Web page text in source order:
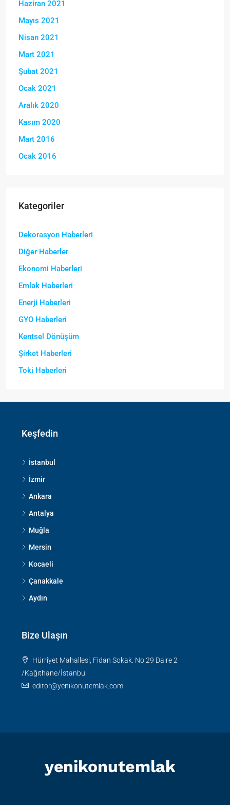
Haziran 2021
Mayıs 2021
Nisan 2021
Mart 2021
Şubat 2021
Ocak 2021
Aralık 2020
Kasım 2020
Mart 2016
Ocak 2016
Kategoriler
Dekorasyon Haberleri
Diğer Haberler
Ekonomi Haberleri
Emlak Haberleri
Enerji Haberleri
GYO Haberleri
Kentsel Dönüşüm
Şirket Haberleri
Toki Haberleri
Keşfedin
İstanbul
İzmir
Ankara
Antalya
Muğla
Mersin
Kocaeli
Çanakkale
Aydın
Bize Ulaşın
Hürriyet Mahallesi, Fidan Sokak. No 29 Daire 2
/Kağıthane/İstanbul
editor@yenikonutemlak.com